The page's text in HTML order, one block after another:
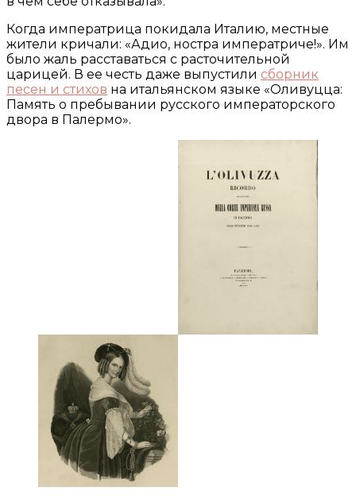
Когда императрица покидала Италию, местные
жители кричали: «Адио, ностра императриче!». Им
было жаль расставаться с расточительной
царицей. В ее честь даже выпустили сборник
песен и стихов на итальянском языке «Оливуцца:
Память о пребывании русского императорского
двора в Палермо».